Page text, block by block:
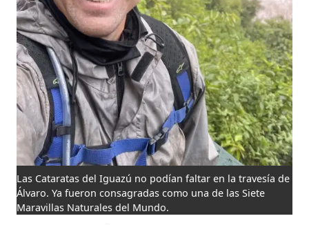
Las Cataratas del Iguazú no podían faltar en la travesía de
Álvaro. Ya fueron consagradas como una de las Siete
Maravillas Naturales del Mundo.